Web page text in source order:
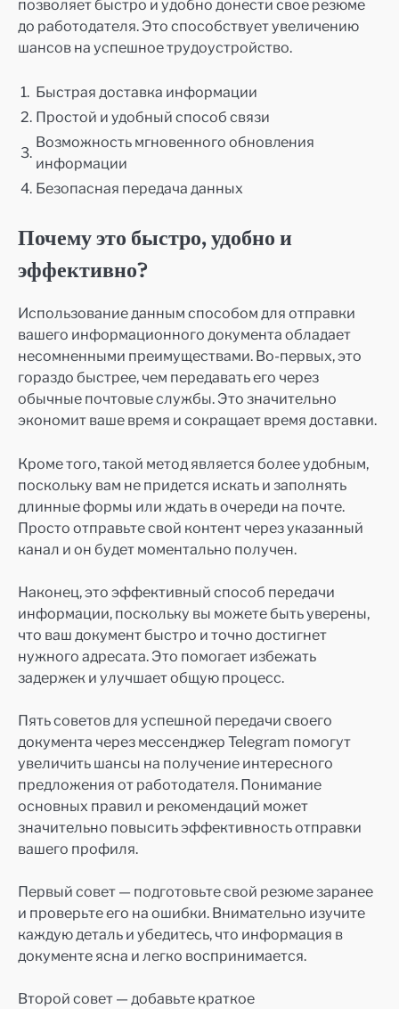
позволяет быстро и удобно донести свое резюме
до работодателя. Это способствует увеличению
шансов на успешное трудоустройство.
1. Быстрая доставка информации
2. Простой и удобный способ связи
3.
Возможность мгновенного обновления
информации
4. Безопасная передача данных
Почему это быстро, удобно и
эффективно?
Использование данным способом для отправки
вашего информационного документа обладает
несомненными преимуществами. Во-первых, это
гораздо быстрее, чем передавать его через
обычные почтовые службы. Это значительно
экономит ваше время и сокращает время доставки.
Кроме того, такой метод является более удобным,
поскольку вам не придется искать и заполнять
длинные формы или ждать в очереди на почте.
Просто отправьте свой контент через указанный
канал и он будет моментально получен.
Наконец, это эффективный способ передачи
информации, поскольку вы можете быть уверены,
что ваш документ быстро и точно достигнет
нужного адресата. Это помогает избежать
задержек и улучшает общую процесс.
Пять советов для успешной передачи своего
документа через мессенджер Telegram помогут
увеличить шансы на получение интересного
предложения от работодателя. Понимание
основных правил и рекомендаций может
значительно повысить эффективность отправки
вашего профиля.
Первый совет — подготовьте свой резюме заранее
и проверьте его на ошибки. Внимательно изучите
каждую деталь и убедитесь, что информация в
документе ясна и легко воспринимается.
Второй совет — добавьте краткое